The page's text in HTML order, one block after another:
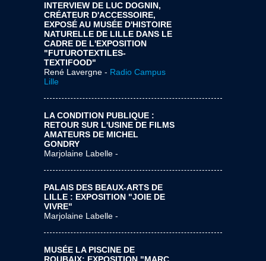
INTERVIEW DE LUC DOGNIN,
CRÉATEUR D'ACCESSOIRE,
EXPOSÉ AU MUSÉE D'HISTOIRE
NATURELLE DE LILLE DANS LE
CADRE DE L'EXPOSITION
"FUTUROTEXTILES-
TEXTIFOOD"
René Lavergne - Radio Campus
Lille
LA CONDITION PUBLIQUE :
RETOUR SUR L'USINE DE FILMS
AMATEURS DE MICHEL
GONDRY
Marjolaine Labelle -
PALAIS DES BEAUX-ARTS DE
LILLE : EXPOSITION "JOIE DE
VIVRE"
Marjolaine Labelle -
MUSÉE LA PISCINE DE